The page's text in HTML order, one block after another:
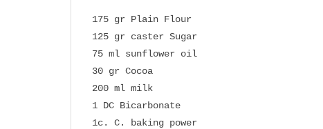
175 gr Plain Flour
125 gr caster Sugar
75 ml sunflower oil
30 gr Cocoa
200 ml milk
1 DC Bicarbonate
1c. C. baking power